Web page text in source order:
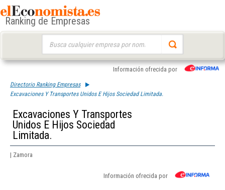
Ranking de Empresas
Información ofrecida por
Directorio Ranking Empresas
Excavaciones Y Transportes Unidos E Hijos Sociedad Limitada.
Excavaciones Y Transportes
Unidos E Hijos Sociedad
Limitada.
| Zamora
Información ofrecida por